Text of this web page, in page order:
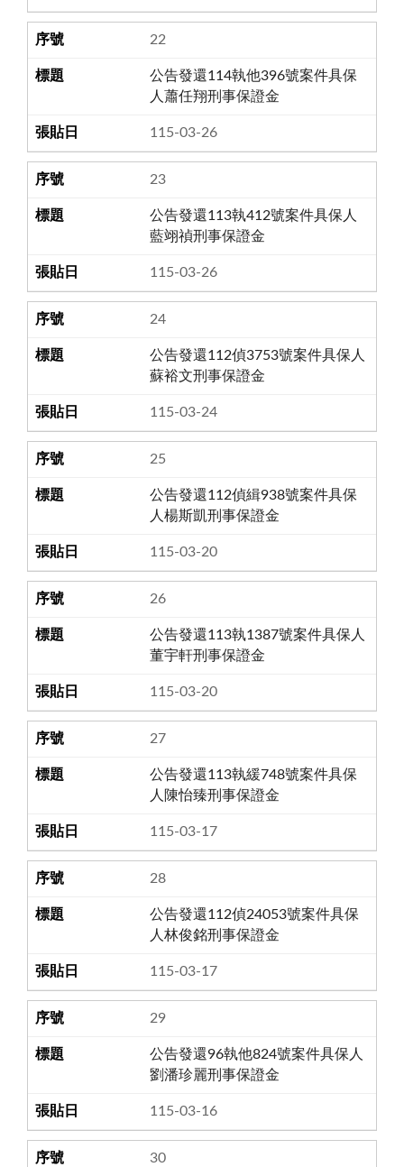
22
公告發還114執他396號案件具保
人蕭任翔刑事保證金
115-03-26
23
公告發還113執412號案件具保人
藍翊禎刑事保證金
115-03-26
24
公告發還112偵3753號案件具保人
蘇裕文刑事保證金
115-03-24
25
公告發還112偵緝938號案件具保
人楊斯凱刑事保證金
115-03-20
26
公告發還113執1387號案件具保人
董宇軒刑事保證金
115-03-20
27
公告發還113執緩748號案件具保
人陳怡臻刑事保證金
115-03-17
28
公告發還112偵24053號案件具保
人林俊銘刑事保證金
115-03-17
29
公告發還96執他824號案件具保人
劉潘珍麗刑事保證金
115-03-16
30